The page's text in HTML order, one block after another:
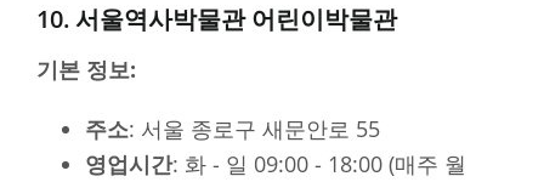
10. 서울역사박물관 어린이박물관
기본 정보:
주소: 서울 종로구 새문안로 55
영업시간: 화 - 일 09:00 - 18:00 (매주 월